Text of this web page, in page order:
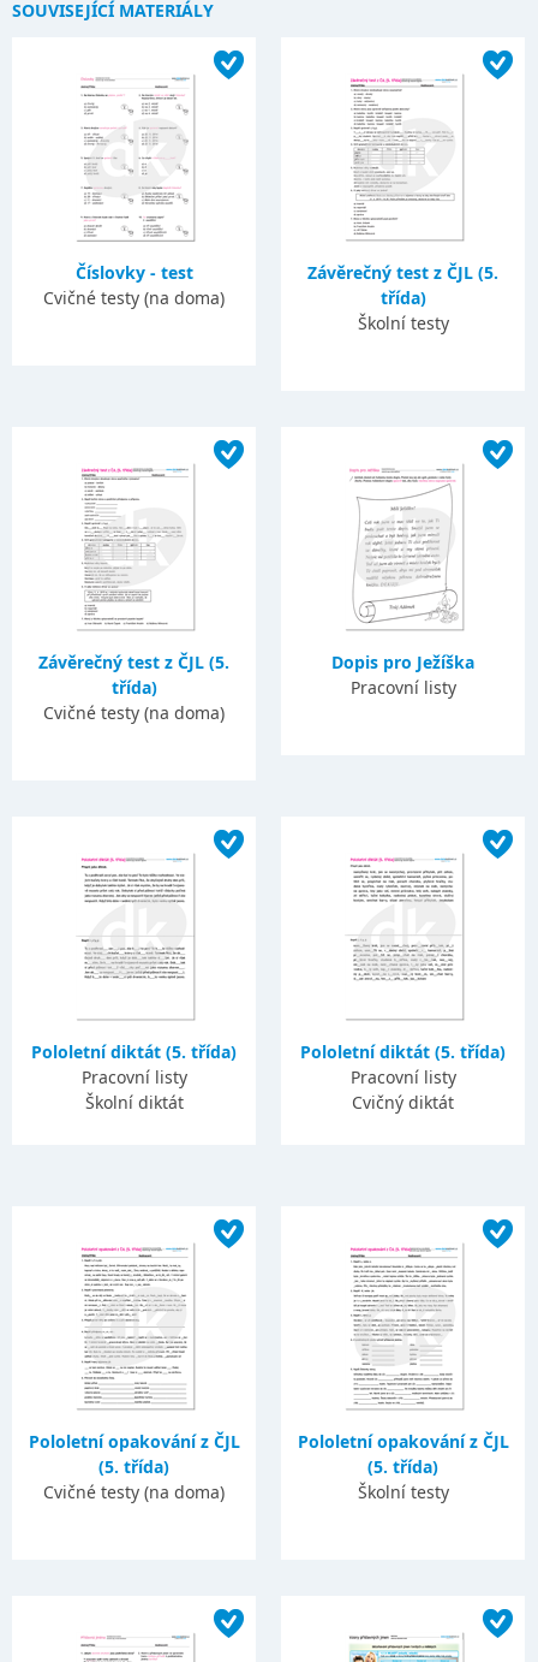
SOUVISEJÍCÍ MATERIÁLY
Číslovky - test
Cvičné testy (na doma)
Závěrečný test z ČJL (5.
třída)
Školní testy
Závěrečný test z ČJL (5.
třída)
Cvičné testy (na doma)
Dopis pro Ježíška
Pracovní listy
Pololetní diktát (5. třída)
Pracovní listy
Školní diktát
Pololetní diktát (5. třída)
Pracovní listy
Cvičný diktát
Pololetní opakování z ČJL
(5. třída)
Cvičné testy (na doma)
Pololetní opakování z ČJL
(5. třída)
Školní testy